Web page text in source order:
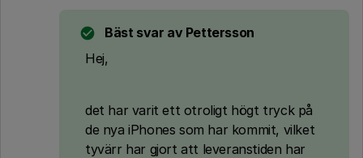
Bäst svar av Pettersson
Hej,
det har varit ett otroligt högt tryck på
de nya iPhones som har kommit, vilket
tyvärr har gjort att leveranstiden har